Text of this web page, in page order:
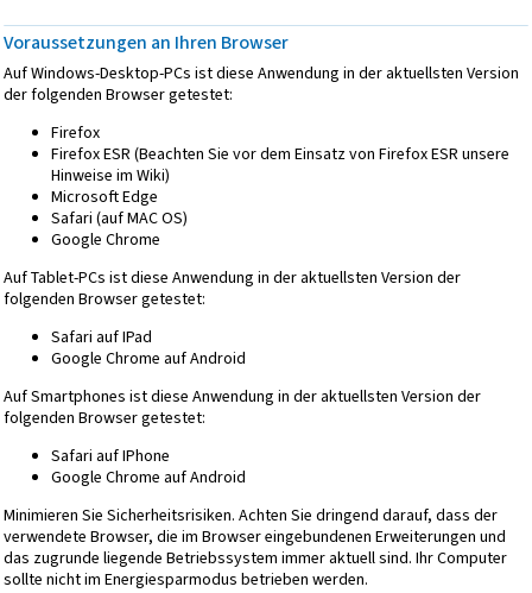
Voraussetzungen an Ihren Browser
Auf Windows-Desktop-PCs ist diese Anwendung in der aktuellsten Version
der folgenden Browser getestet:
Firefox
Firefox ESR (Beachten Sie vor dem Einsatz von Firefox ESR unsere
Hinweise im Wiki)
Microsoft Edge
Safari (auf MAC OS)
Google Chrome
Auf Tablet-PCs ist diese Anwendung in der aktuellsten Version der
folgenden Browser getestet:
Safari auf IPad
Google Chrome auf Android
Auf Smartphones ist diese Anwendung in der aktuellsten Version der
folgenden Browser getestet:
Safari auf IPhone
Google Chrome auf Android
Minimieren Sie Sicherheitsrisiken. Achten Sie dringend darauf, dass der
verwendete Browser, die im Browser eingebundenen Erweiterungen und
das zugrunde liegende Betriebssystem immer aktuell sind. Ihr Computer
sollte nicht im Energiesparmodus betrieben werden.